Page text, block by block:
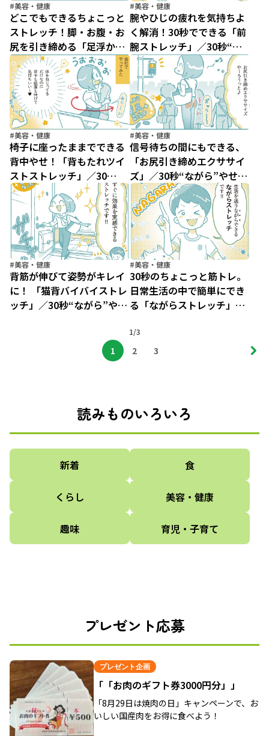
#美容・健康
どこでもできるちょこっと
ストレッチ！脚・お腹・お
尻を引き締める「足浮かせ
運動」／30秒“ながら”やせ
ストレッチ（6）
#美容・健康
腕やひじの疲れを気持ちよ
く解消！30秒でできる「前
腕ストレッチ」／30秒“な
がら”やせストレッチ（5）
#美容・健康
椅子に座ったままでできる
背中やせ！「背もたれツイ
ストストレッチ」／30
秒“ながら”やせストレッチ
（4）
#美容・健康
信号待ちの間にもできる、
「お尻引き締めエクササイ
ズ」／30秒“ながら”やせス
トレッチ（3）
#美容・健康
背筋が伸びて姿勢がキレイ
に！ 「猫背バイバイストレ
ッチ」／30秒“ながら”やせ
#美容・健康
30秒のちょこっと筋トレ。
日常生活の中で簡単にでき
る「ながらストレッチ」っ
トレッチ（1）
1/3
1 2 3
読みものいろいろ
新着 食
くらし 美容・健康
趣味 育児・子育て
プレゼント応募
プレゼント企画
「「お肉のギフト券3000円分」」
「8月29日は焼肉の日」キャンペーンで、お
いしい国産肉をお得に食べよう！